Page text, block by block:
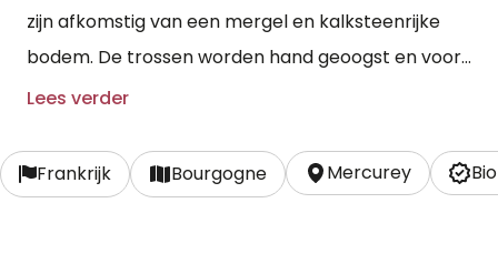
zijn afkomstig van een mergel en kalksteenrijke
bodem. De trossen worden hand geoogst en voor
40% mee vergist. De rijping vindt plaats in
maanden, waarvan 25% uit nieuwe vaten bestaat.
Lees verder
Frankrijk Bourgogne Mercurey